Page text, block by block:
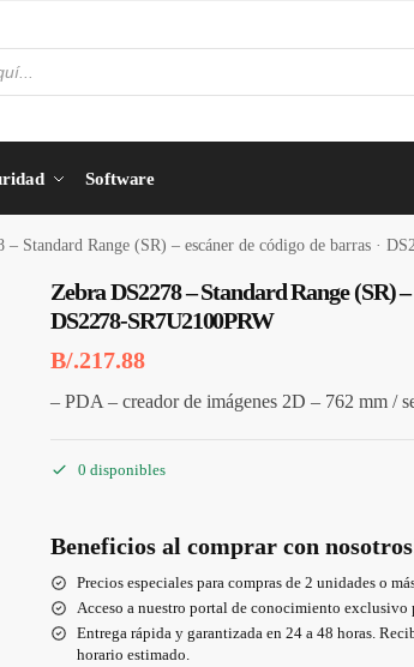
Software
– Standard Range (SR) – escáner de código de barras ·
Zebra DS2278 – Standard Range (SR)
DS2278-SR7U2100PRW
B/.217.88
– PDA – creador de imágenes 2D – 762 mm /
0 disponibles
Beneficios al comprar con
Precios especiales para compras de 2 unidades o
Acceso a nuestro portal de conocimiento exclusivo
Entrega rápida y garantizada en 24 a 48 horas.
horario estimado.